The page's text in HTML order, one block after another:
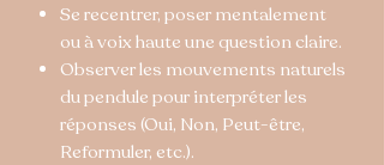
Se recentrer, poser mentalement
ou à voix haute une question claire.
Observer les mouvements naturels
du pendule pour interpréter les
réponses (Oui, Non, Peut-être,
Reformuler, etc.).